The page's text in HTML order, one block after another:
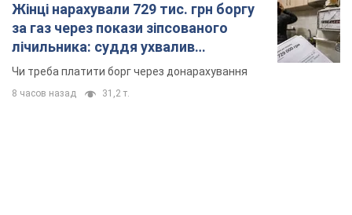
Жінці нарахували 729 тис. грн боргу
за газ через покази зіпсованого
лічильника: суддя ухвалив
неочікуване рішення
Чи треба платити борг через донарахування
8 часов назад 31,2 т.